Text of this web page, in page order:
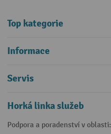
Top kategorie
Informace
Servis
Horká linka služeb
Podpora a poradenství v oblasti: